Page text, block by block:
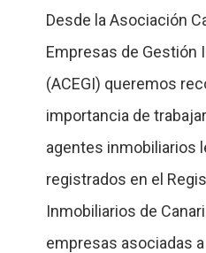
Desde la Asociación
Empresas de Gestión
(ACEGI) queremos
importancia de
agentes inmobiliarios
registrados en el
Inmobiliarios de
empresas asociadas